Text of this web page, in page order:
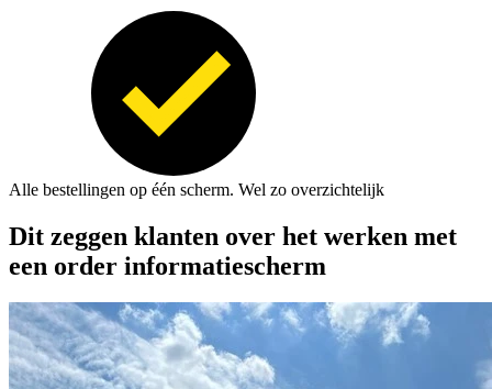
Alle bestellingen op één scherm. Wel zo overzichtelijk
Dit zeggen klanten over het werken met
een order informatiescherm